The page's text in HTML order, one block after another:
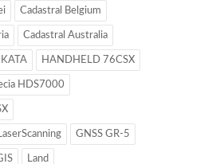
Cadastral Belgium
Cadastral Australia
HANDHELD 76CSX
HDS7000
GNSS GR-5
Land